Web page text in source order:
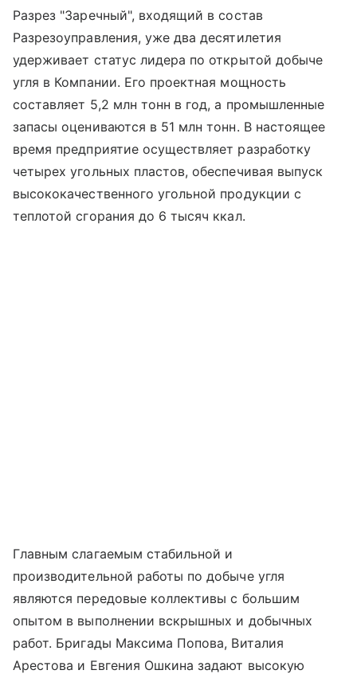
Разрез "Заречный", входящий в состав
Разрезоуправления, уже два десятилетия
удерживает статус лидера по открытой добыче
угля в Компании. Его проектная мощность
составляет 5,2 млн тонн в год, а промышленные
запасы оцениваются в 51 млн тонн. В настоящее
время предприятие осуществляет разработку
четырех угольных пластов, обеспечивая выпуск
высококачественного угольной продукции с
теплотой сгорания до 6 тысяч ккал.
Главным слагаемым стабильной и
производительной работы по добыче угля
являются передовые коллективы с большим
опытом в выполнении вскрышных и добычных
работ. Бригады Максима Попова, Виталия
Арестова и Евгения Ошкина задают высокую